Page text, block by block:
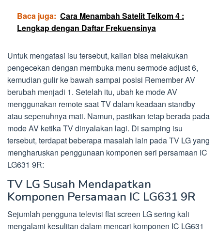
Baca juga: Cara Menambah Satelit Telkom 4 :
Lengkap dengan Daftar Frekuensinya
Untuk mengatasi isu tersebut, kalian bisa melakukan
pengecekan dengan membuka menu sermode adjust 6,
kemudian gulir ke bawah sampai posisi Remember AV
berubah menjadi 1. Setelah itu, ubah ke mode AV
menggunakan remote saat TV dalam keadaan standby
atau sepenuhnya mati. Namun, pastikan tetap berada pada
mode AV ketika TV dinyalakan lagi. Di samping isu
tersebut, terdapat beberapa masalah lain pada TV LG yang
mengharuskan penggunaan komponen seri persamaan IC
LG631 9R:
TV LG Susah Mendapatkan
Komponen Persamaan IC LG631 9R
Sejumlah pengguna televisi flat screen LG sering kali
mengalami kesulitan dalam mencari komponen IC LG631